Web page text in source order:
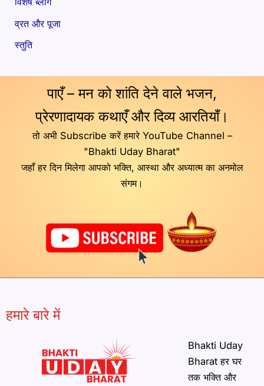
व्रत और पूजा
स्तुति
पाएँ – मन को शांति देने वाले भजन,
प्रेरणादायक कथाएँ और दिव्य आरतियाँ।
तो अभी Subscribe करें हमारे YouTube Channel –
"Bhakti Uday Bharat"
जहाँ हर दिन मिलेगा आपको भक्ति, आस्था और अध्यात्म का अनमोल
संगम।
हमारे बारे में
Bhakti Uday
Bharat हर घर
तक भक्ति और